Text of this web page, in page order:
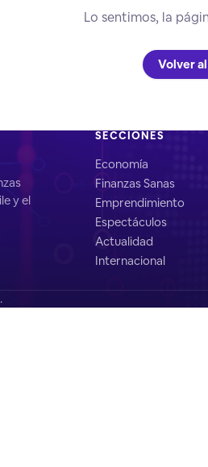
Lo sentimos, la
Volver
y el
SECCIONES
Economía
Finanzas Sanas
Emprendimiento
Espectáculos
Actualidad
Internacional